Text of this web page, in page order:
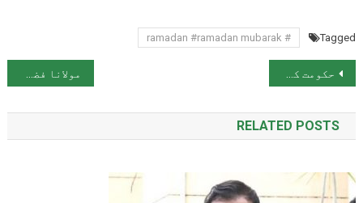
Tagged
# ramadan #ramadan mubarak
پوسٹوں کی نیویگیشن
حکومت کی نئی قانون سازی 26 ویں آئینی ترمیم کی توہین ہے:فضل الرحمان
RELATED POSTS